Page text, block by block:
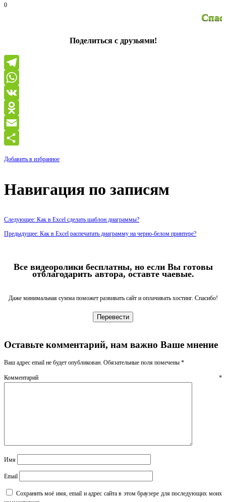
0
Спасибо за
Поделиться с друзьями!
Telegram
WhatsApp
VK
Odnoklassniki
Email
Добавить в избранное
Навигация по записям
Следующее: Как в Excel сделать шаблон диаграммы?
Предыдущее: Как в Excel распечатать диаграмму на черно-белом принтере?
Все видеоролики бесплатны, но если Вы готовы
отблагодарить автора, оставте чаевые.
Даже минимальная сумма поможет развивать сайт и оплачивать хостинг. Спасибо!
Перевести
Оставьте комментарий, нам важно Ваше мнение
Ваш адрес email не будет опубликован. Обязательные поля помечены *
Комментарий *
Имя
Email
Сохранить моё имя, email и адрес сайта в этом браузере для последующих моих